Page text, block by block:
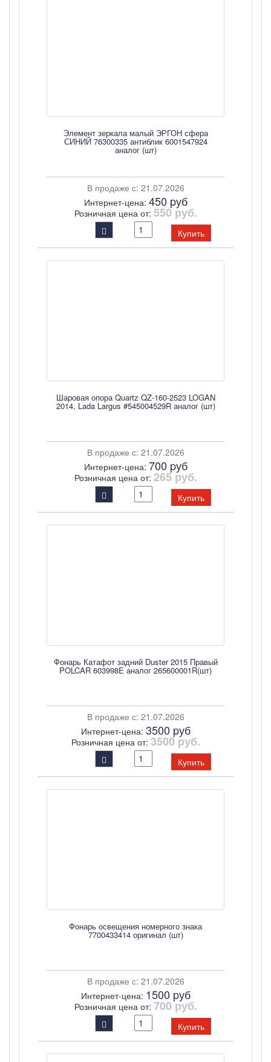
Элемент зеркала малый ЭРГОН сфера
СИНИЙ 76300335 антиблик 6001547924
аналог (шт)
В продаже с: 21.07.2026
Интернет-цена: 450 pуб
Розничная цена от: 550 руб.
Купить
Шаровая опора Quartz QZ-160-2523 LOGAN
2014, Lada Largus #545004529R аналог (шт)
В продаже с: 21.07.2026
Интернет-цена: 700 pуб
Розничная цена от: 265 руб.
Купить
Фонарь Катафот задний Duster 2015 Правый
POLCAR 603998E аналог 265600001R(шт)
В продаже с: 21.07.2026
Интернет-цена: 3500 pуб
Розничная цена от: 3500 руб.
Купить
Фонарь освещения номерного знака
7700433414 оригинал (шт)
В продаже с: 21.07.2026
Интернет-цена: 1500 pуб
Розничная цена от: 700 руб.
Купить